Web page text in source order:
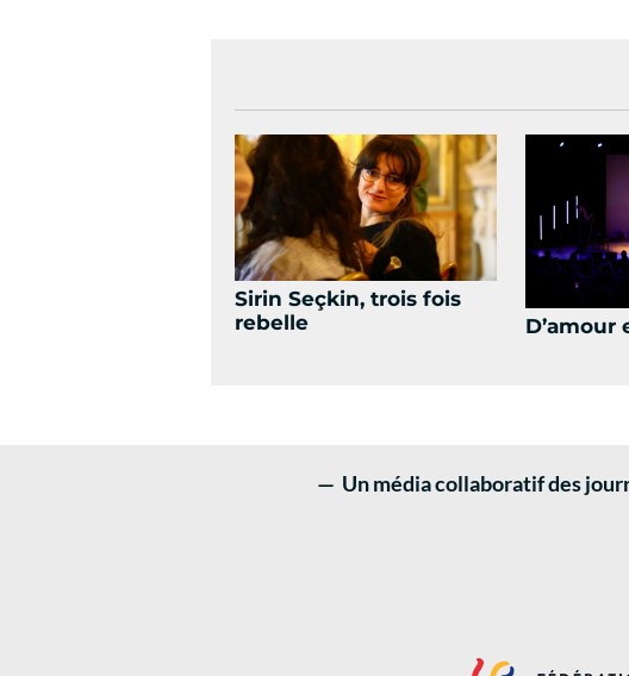
Sirin Seçkin, trois fois
rebelle
D’amour
— Un média collaboratif des